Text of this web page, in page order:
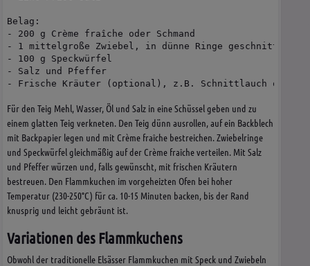
Belag:
- 200 g Crème fraîche oder Schmand
- 1 mittelgroße Zwiebel, in dünne Ringe geschnitten
- 100 g Speckwürfel
- Salz und Pfeffer
Für den Teig Mehl, Wasser, Öl und Salz in eine Schüssel geben und zu
einem glatten Teig verkneten. Den Teig dünn ausrollen, auf ein Backblech
mit Backpapier legen und mit Crème fraîche bestreichen. Zwiebelringe
und Speckwürfel gleichmäßig auf der Crème fraîche verteilen. Mit Salz
und Pfeffer würzen und, falls gewünscht, mit frischen Kräutern
bestreuen. Den Flammkuchen im vorgeheizten Ofen bei hoher
Temperatur (230-250°C) für ca. 10-15 Minuten backen, bis der Rand
knusprig und leicht gebräunt ist.
Variationen des Flammkuchens
Obwohl der traditionelle Elsässer Flammkuchen mit Speck und Zwiebeln